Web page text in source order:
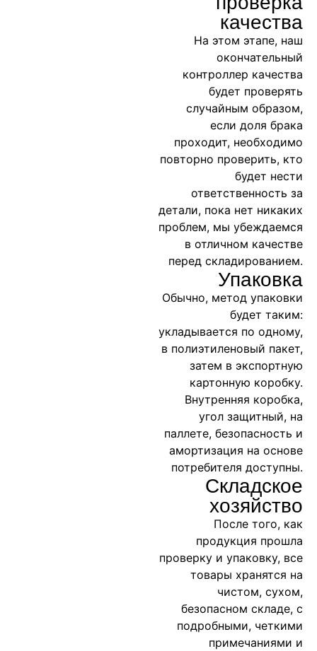
качества
На этом этапе, наш
окончательный
контроллер качества
будет проверять
случайным образом,
если доля брака
проходит, необходимо
повторно проверить, кто
будет нести
ответственность за
детали, пока нет никаких
проблем, мы убеждаемся
в отличном качестве
перед складированием.
Упаковка
Обычно, метод упаковки
будет таким:
укладывается по одному,
в полиэтиленовый пакет,
затем в экспортную
картонную коробку.
Внутренняя коробка,
угол защитный, на
паллете, безопасность и
амортизация на основе
потребителя доступны.
Складское
хозяйство
После того, как
продукция прошла
проверку и упаковку, все
товары хранятся на
чистом, сухом,
безопасном складе, с
подробными, четкими
примечаниями и